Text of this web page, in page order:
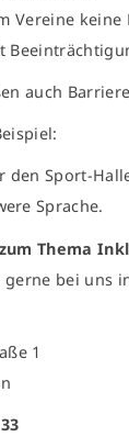
Vereine keine
auch
den Sport-
Sprache.
Thema
bei uns
1